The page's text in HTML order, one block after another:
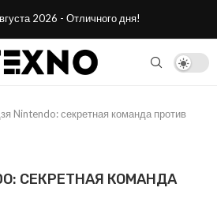
2026 - Отличного дня!
Nintendo: секретная команда против
СЕКРЕТНАЯ КОМАНДА